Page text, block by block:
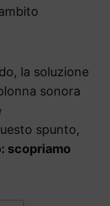
la soluzione
sonora
spunto,
scopriamo